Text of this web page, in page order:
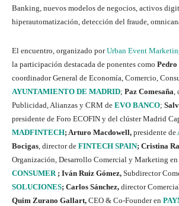
Banking, nuevos modelos de negocios, activos
hiperautomatización, detección del fraude,
El encuentro, organizado porUrban Event
la participación destacada de ponentes como
coordinador General de Economía, Comercio,
AYUNTAMIENTO DE MADRID; Paz Comesaña,
Publicidad, Alianzas y CRM de EVO BANCO;
presidente de Foro ECOFIN y del clúster Madrid
MADFINTECH; Arturo Macdowell, presidente de
Bocigas, director de FINTECH SPAIN; Cristina
Organización, Desarrollo Comercial y Marketing en
CONSUMER; Iván Ruiz Gómez, Subdirector
SOLUCIONES; Carlos Sánchez, director
Quim Zurano Gallart, CEO & Co-Founder en